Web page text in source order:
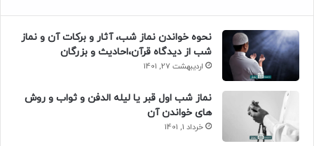
نحوه خواندن نماز شب، آثار و برکات آن و نماز
شب از دیدگاه قرآن،احادیث و بزرگان
اردیبهشت 27, 1401
نماز شب اول قبر یا لیله الدفن و ثواب و روش
های خواندن آن
خرداد 1, 1401